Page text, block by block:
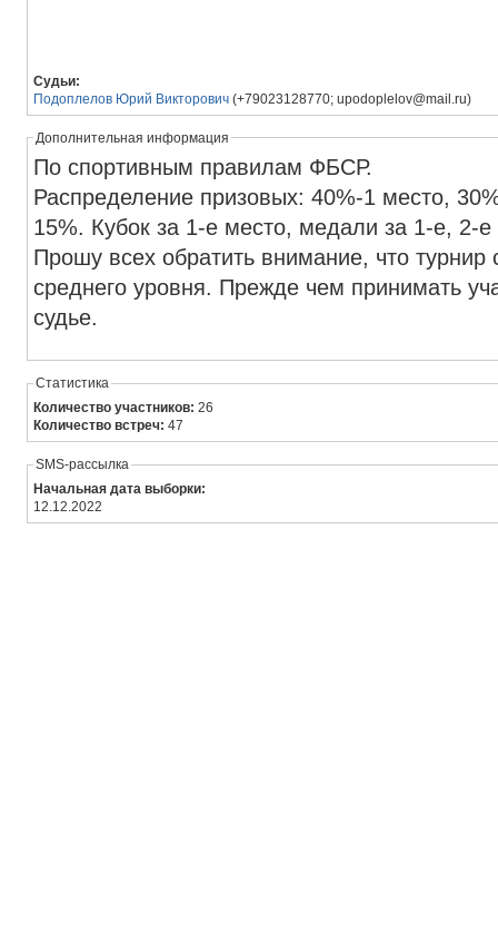
Судьи:
Подоплелов Юрий Викторович (+79023128770; upodoplelov@mail.ru)
Дополнительная информация
По спортивным правилам ФБСР.
Распределение призовых: 40%-1 место,
15%. Кубок за 1-е место, медали за 1-е, 2-
Прошу всех обратить внимание, что турнир
среднего уровня. Прежде чем принимать
судье.
Статистика
Количество участников:26
Количество встреч:47
SMS-рассылка
Начальная дата выборки:
12.12.2022